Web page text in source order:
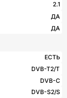
2.1
ДА
ДА
ЕСТЬ
DVB-T2/T
DVB-C
DVB-S2/S